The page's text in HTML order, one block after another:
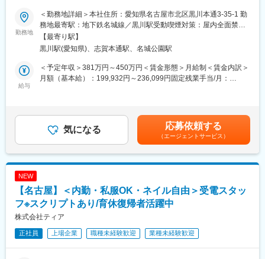
ます。
変更の範囲：会社の定める業務
■業務概要：
当社コールセンターにて、お客様からのお問合せ対応（受電が中
心）と、それに付随するPC作業をお任せします。
▼主なお問合せ
・ご葬儀のご依頼や供花などの商品のご注文
・会館までの道案内
・ティアが行うイベントやサービスの内容…等
■当ポジションの魅力：
・お困りのお客様から「ティアさんにお願いしてよかった」と心
す。
・私服OK、ネイル等も自由。スーツやオフィスカジュアルの着用
不要。（ガイドライン有）
しています。
勤務地
＜勤務地詳細＞本社住所：愛知県名古屋市北区黒川本通3-35-1 勤
務地最寄駅：地下鉄名城線／黒川駅受動喫煙対策：屋内全面禁煙
変更の範囲：会社の定める事業所
【最寄り駅】
黒川駅(愛知県)、志賀本通駅、名城公園駅
給与
＜予定年収＞381万円～450万円＜賃金形態＞月給制＜賃金内訳＞
月額（基本給）：199,932円～236,099円固定残業手当/月：
調整のため調整手当あり賃金はあくまでも目安の金額であり、選
考を通じて上下する可能性があります。月給(月額)は固定手当を含
めた表記です。
気になる 応募依頼する
（エージェントサービス）
NEW
【名古屋】＜内勤・私服OK・ネイル自由＞受電スタッ
フ※スクリプトあり/育休復帰者活躍中
株式会社ティア
正社員 上場企業 職種未経験歓迎 業種未経験歓迎